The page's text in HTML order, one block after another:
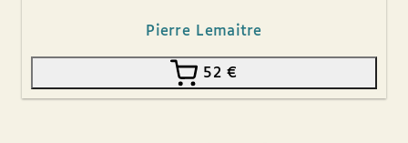
Pierre Lemaitre
52€